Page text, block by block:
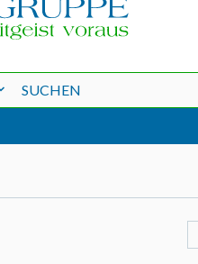
SUCHEN